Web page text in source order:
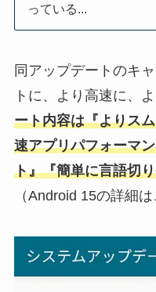
っている...
同アップデートのキ
トに、より高速に、
ート内容は『よりス
速アプリパフォーマ
ト』『簡単に言語切
（Android 15の詳細